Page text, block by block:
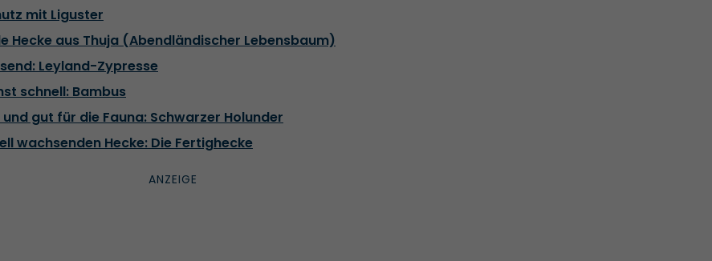
mit Liguster
Hecke aus Thuja (Abendländischer Lebensbaum)
Leyland-Zypresse
schnell: Bambus
gut für die Fauna: Schwarzer Holunder
wachsenden Hecke: Die Fertighecke